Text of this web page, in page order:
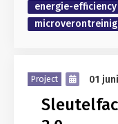
energie-efficiency
Project 01